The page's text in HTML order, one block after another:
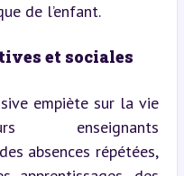
de l’enfant.
et sociales
empiète sur la vie
enseignants
absences répétées,